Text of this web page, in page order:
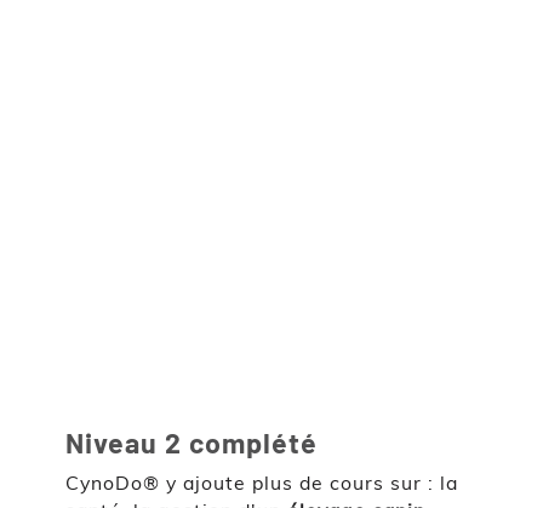
Niveau 2 complété
CynoDo® y ajoute plus de cours sur : la